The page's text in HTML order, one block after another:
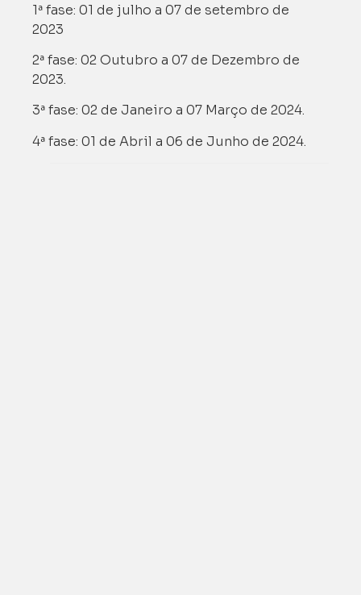
1ª fase: 01 de julho a 07 de setembro de
2023
2ª fase: 02 Outubro a 07 de Dezembro de
2023.
3ª fase: 02 de Janeiro a 07 Março de 2024.
4ª fase: 01 de Abril a 06 de Junho de 2024.